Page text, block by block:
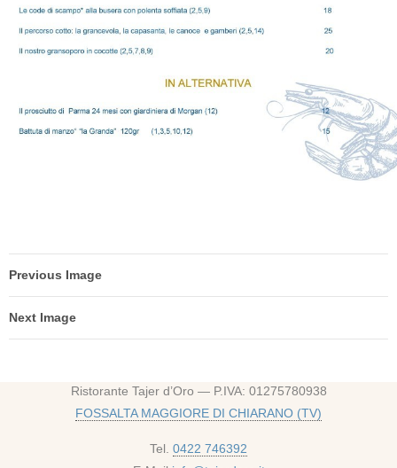
Previous Image
Next Image
Ristorante Tajer d’Oro — P.IVA: 01275780938
FOSSALTA MAGGIORE DI CHIARANO (TV)
Tel. 0422 746392